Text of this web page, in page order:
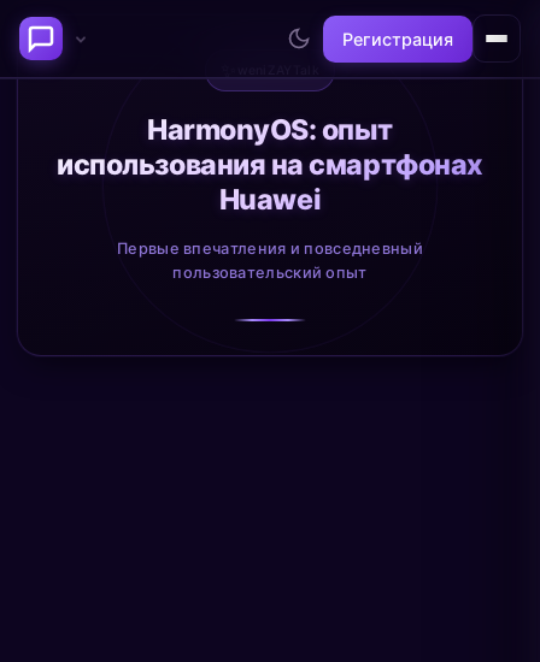
Регистрация
Последние темы
Философия сознания:
где граница между "я" и
Нейронаука и
реальность
@neuro
HarmonyOS: опыт
использования на смартфонах
Huawei
Первые впечатления и повседневный
пользовательский опыт